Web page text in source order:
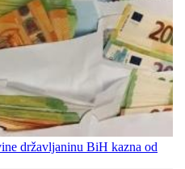
državljaninu BiH kazna od